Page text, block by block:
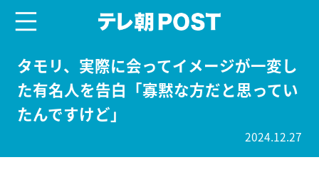
タモリ、実際に会ってイメージが一変し
た有名人を告白「寡黙な方だと思ってい
たんですけど」
2024.12.27